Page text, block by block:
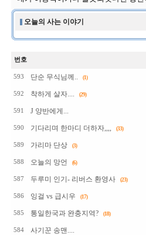
오늘의 사는 이야기
번호
593 단순 무식님께.. (1)
592 착하게 살자.... (29)
591 J 양반에게...
590 기다리며 한마디 더하자,,,, (33)
589 가리마 단상 (3)
588 오늘의 망언 (6)
587 두루미 인기- 리버스 환영사 (23)
586 잉걸 vs 급시우 (17)
585 통일한국과 완충지역? (18)
584 사기꾼 송맨....